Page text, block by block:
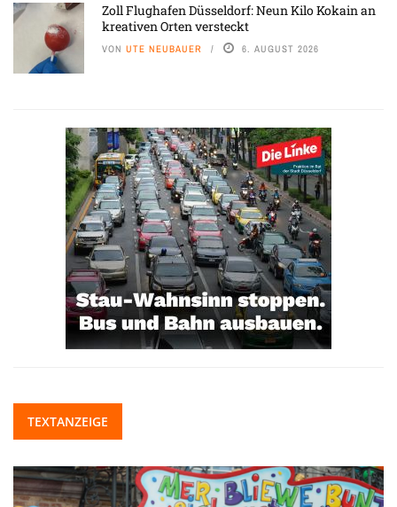
Zoll Flughafen Düsseldorf: Neun Kilo Kokain an
kreativen Orten versteckt
VON UTE NEUBAUER 6. AUGUST 2026
TEXTANZEIGE